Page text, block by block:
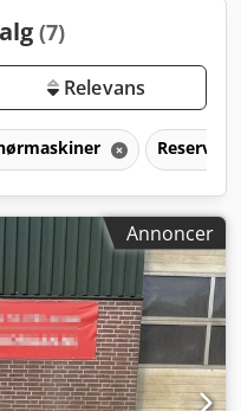
(7)
Relevans
Annoncer